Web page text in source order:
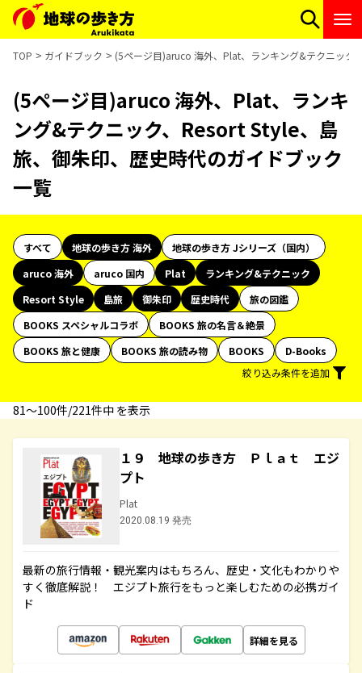
TOP ガイドブック (5ページ目)aruco 海外、Plat、ランキング&テクニック
(5ページ目)aruco 海外、Plat、ランキ
ング&テクニック、Resort Style、島
旅、御朱印、歴史時代のガイドブック
一覧
すべて 地球の歩き方 海外
地球の歩き方 Jシリーズ（国内）
aruco 海外
aruco 国内 Plat
ランキング&テクニック
Resort Style
島旅 御朱印 歴史時代
旅の図鑑
BOOKS スペシャルコラボ
BOOKS 旅の名言＆絶景
BOOKS 旅と健康
BOOKS 旅の読み物 BOOKS
D-Books
絞り込み条件を追加
81〜100件/221件中 を表示
１９ 地球の歩き方 Ｐｌａｔ エジ
プト
Plat
2020.08.19 発売
最新の旅行情報・観光案内はもちろん、歴史・文化もわかりや
すく徹底解説！ エジプト旅行をもっと楽しむための必携ガイ
ド
詳細を見る